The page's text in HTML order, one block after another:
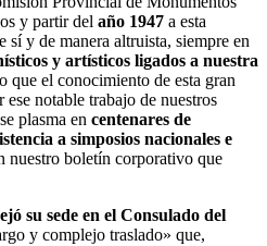
y partir del año 1947 a esta
sí y de manera altruista, siempre en
y artísticos ligados a nuestra
que el conocimiento de esta gran
notable trabajo de nuestros
plasma en centenares de
a simposios nacionales e
nuestro boletín corporativo que
su sede en el Consulado del
y complejo traslado» que,